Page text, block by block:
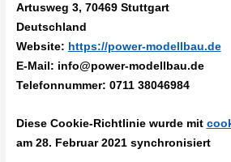
Artusweg 3, 70469 Stuttgart
Deutschland
Website: https://power-modellbau.de
E-Mail: ed.uablledom-rewop@ofni
Telefonnummer: 0711 38046984
Diese Cookie-Richtlinie wurde mit
am 28. Februar 2021 synchronisiert